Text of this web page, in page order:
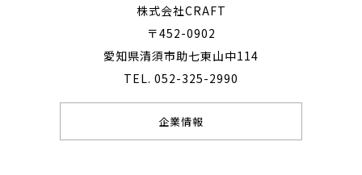
株式会社CRAFT
〒452-0902
愛知県清須市助七東山中114
TEL. 052-325-2990
企業情報